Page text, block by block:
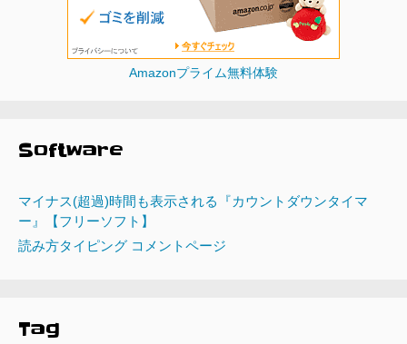
Amazonプライム無料体験
Software
マイナス(超過)時間も表示される『カウントダウンタイマ
ー』【フリーソフト】
読み方タイピング コメントページ
Tag